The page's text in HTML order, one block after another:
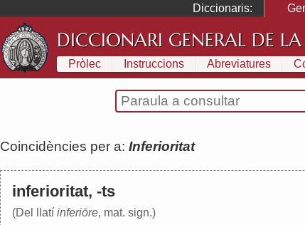
Diccionaris:
DICCIONARI GENERAL DE
Pròlec Instruccions Abreviatures
Coincidències per a: Inferioritat
inferioritat, -ts
(Del llatí inferiōre, mat. sign.)